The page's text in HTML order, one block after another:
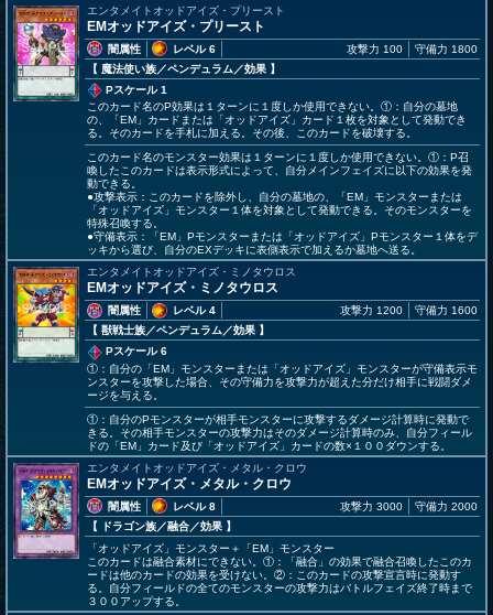
エンタメイトオッドアイズ・プリースト
EMオッドアイズ・プリースト
闇属性
レベル 6
【 魔法使い族／ペンデュラム／効果 】
攻撃力 100 守備力 1800
Pスケール 1
このカード名のP効果は１ターンに１度しか使用できない。①：自分の墓地
の、「EM」カードまたは「オッドアイズ」カード１枚を対象として発動でき
る。そのカードを手札に加える。その後、このカードを破壊する。
このカード名のモンスター効果は１ターンに１度しか使用できない。①：P召
喚したこのカードは表示形式によって、自分メインフェイズに以下の効果を発
動できる。
●攻撃表示：このカードを除外し、自分の墓地の、「EM」モンスターまたは
「オッドアイズ」モンスター１体を対象として発動できる。そのモンスターを
特殊召喚する。
●守備表示：「EM」Pモンスターまたは「オッドアイズ」Pモンスター１体をデ
ッキから選び、自分のEXデッキに表側表示で加えるか墓地へ送る。
エンタメイトオッドアイズ・ミノタウロス
EMオッドアイズ・ミノタウロス
闇属性
レベル 4
【 獣戦士族／ペンデュラム／効果 】
攻撃力 1200 守備力 1600
Pスケール 6
①：自分の「EM」モンスターまたは「オッドアイズ」モンスターが守備表示モ
ンスターを攻撃した場合、その守備力を攻撃力が超えた分だけ相手に戦闘ダメ
ージを与える。
①：自分のPモンスターが相手モンスターに攻撃するダメージ計算時に発動で
きる。その相手モンスターの攻撃力はそのダメージ計算時のみ、自分フィール
ドの「EM」カード及び「オッドアイズ」カードの数×１００ダウンする。
エンタメイトオッドアイズ・メタル・クロウ
EMオッドアイズ・メタル・クロウ
闇属性
レベル 8
【 ドラゴン族／融合／効果 】
攻撃力 3000 守備力 2000
「オッドアイズ」モンスター＋「EM」モンスター
このカードは融合素材にできない。①：「融合」の効果で融合召喚したこのカ
ードは他のカードの効果を受けない。②：このカードの攻撃宣言時に発動す
る。自分フィールドの全てのモンスターの攻撃力はバトルフェイズ終了時まで
３００アップする。